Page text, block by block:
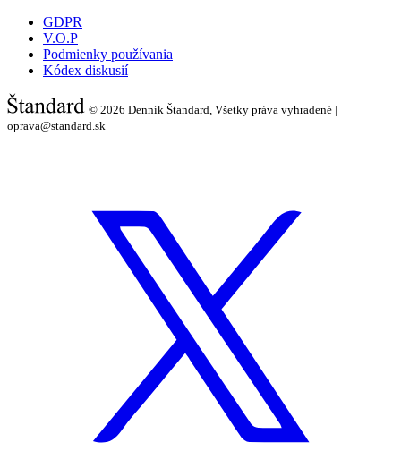
GDPR
V.O.P
Podmienky používania
Kódex diskusií
© 2026 Denník Štandard, Všetky práva vyhradené |
oprava@standard.sk